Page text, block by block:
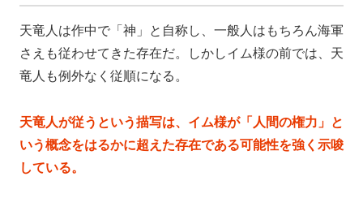
天竜人は作中で「神」と自称し、一般人はもちろん海軍
さえも従わせてきた存在だ。しかしイム様の前では、天
竜人も例外なく従順になる。
天竜人が従うという描写は、イム様が「人間の権力」と
いう概念をはるかに超えた存在である可能性を強く示唆
している。